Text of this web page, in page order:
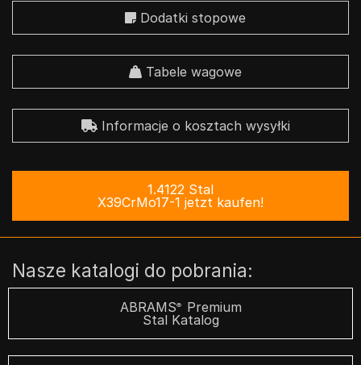
Dodatki stopowe
Tabele wagowe
Informacje o kosztach wysyłki
1.4122 Stal
X39CrMo17-1 jetzt kaufen!
Nasze katalogi do pobrania:
ABRAMS®
Premium
Stal Katalog